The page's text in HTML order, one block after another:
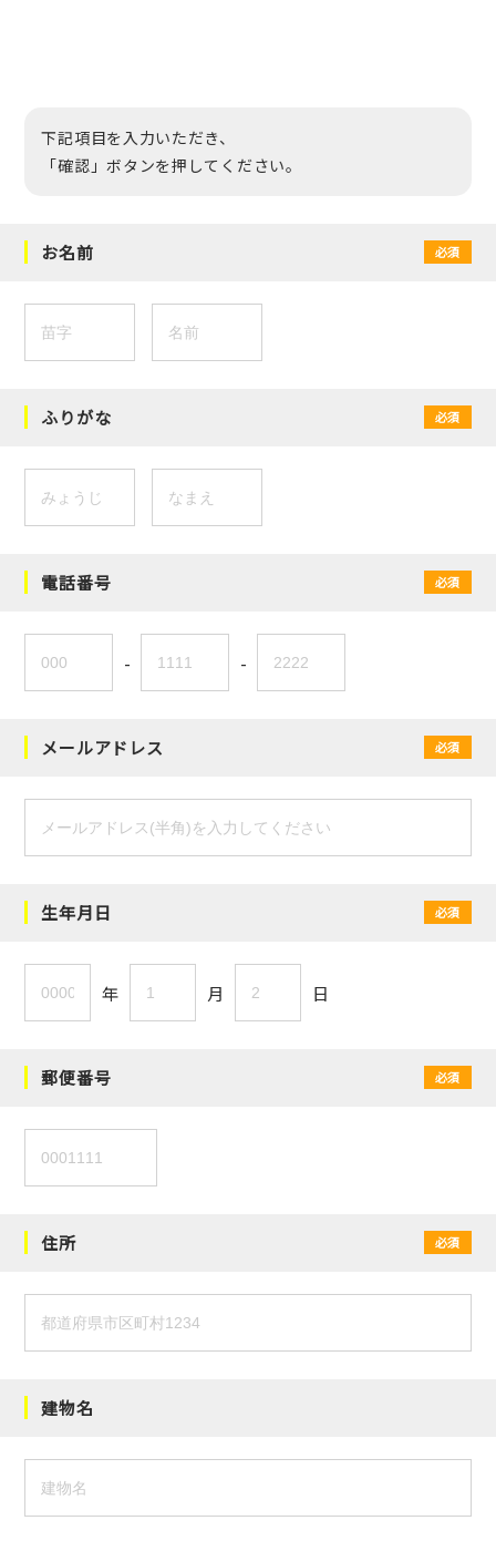
下記項目を入力いただき、
「確認」ボタンを押してください。
お名前 必須
ふりがな 必須
電話番号 必須
- -
メールアドレス 必須
生年月日 必須
年 月 日
郵便番号 必須
住所 必須
建物名